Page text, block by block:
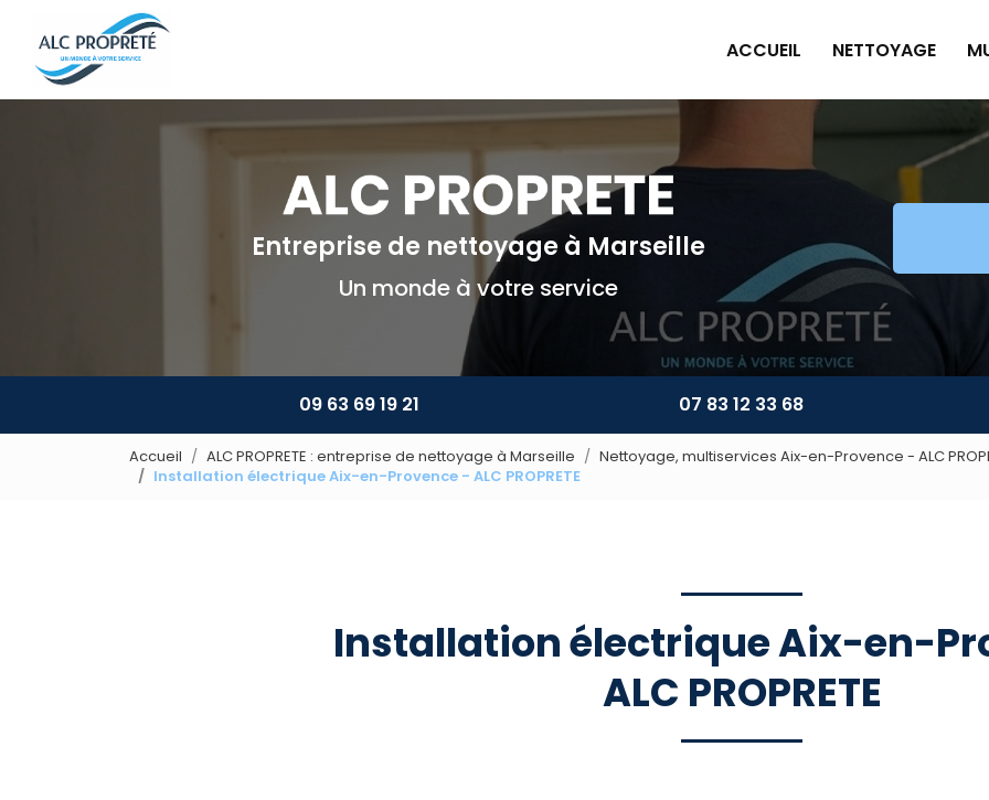
contenu
principal
ACCUEIL
NETTOYAGE
Entreprise de nettoyageà Marseille
Un monde à votre service
09 63 69 19 21 07 83 12 33 68
Accueil ALC PROPRETE : entreprise de nettoyage à Marseille
Nettoyage, multiservices Aix-en-Provence - ALC
Installation électrique Aix-en-Provence - ALC PROPRETE
Installation électrique Aix-en-
ALC PROPRETE